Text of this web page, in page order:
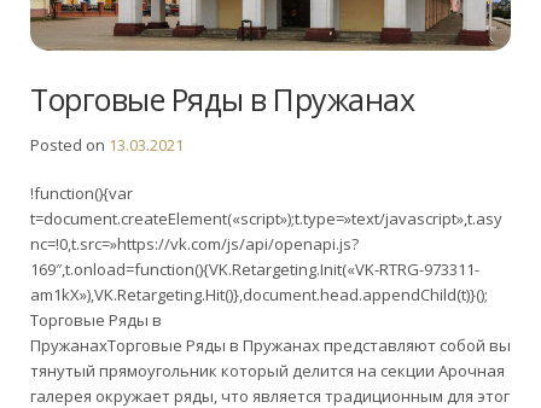
Торговые Ряды в Пружанах
Posted on 13.03.2021
!function(){var
t=document.createElement(«script»);t.type=»text/javascript»,t.asy
nc=!0,t.src=»https://vk.com/js/api/openapi.js?
169″,t.onload=function(){VK.Retargeting.Init(«VK-RTRG-973311-
am1kX»),VK.Retargeting.Hit()},document.head.appendChild(t)}();
Торговые Ряды в
ПружанахТорговые Ряды в Пружанах представляют собой вы
тянутый прямоугольник который делится на секции Арочная
галерея окружает ряды, что является традиционным для этог